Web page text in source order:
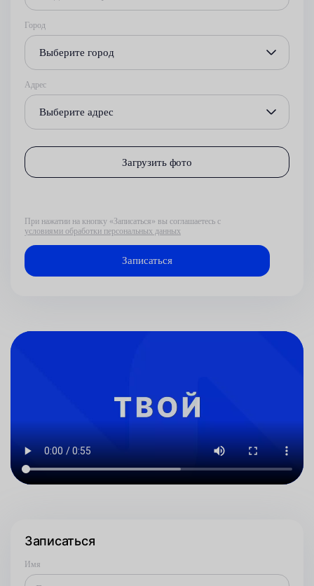
Город
Выберите город
Адрес
Выберите адрес
Загрузить фото
При нажатии на кнопку «Записаться» вы соглашаетесь с
условиями обработки персональных данных
Записаться
Имя